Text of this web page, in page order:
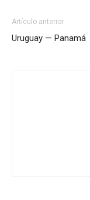
Artículo anterior
Uruguay — Panamá